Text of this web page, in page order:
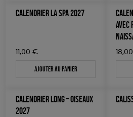
CALENDRIER LA SPA 2027
11,00 €
Ajouter au panier
AVEC
18,00
CALENDRIER LONG – OISEAUX
2027